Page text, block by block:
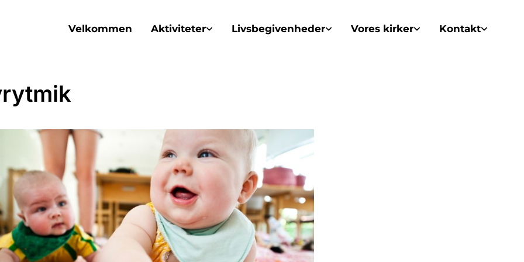
Velkommen Aktiviteter Livsbegivenheder Vores kirker Kontakt